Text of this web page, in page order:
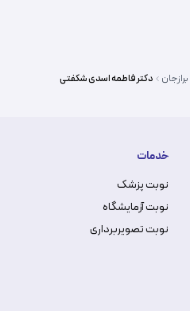
برازجان دکترفاطمه اسدی شکفتی
خدمات
نوبت پزشک
نوبت آزمایشگاه
نوبت تصویربرداری